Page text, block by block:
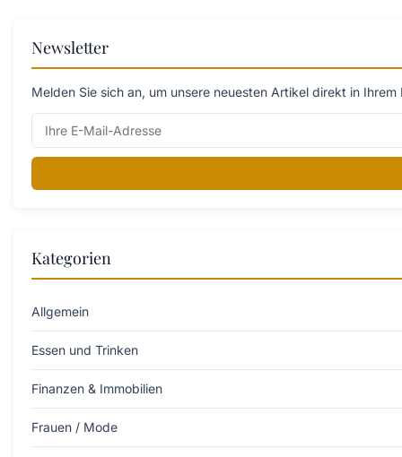
Newsletter
Melden Sie sich an, um unsere neuesten Artikel direkt in
Kategorien
Allgemein
Essen und Trinken
Finanzen & Immobilien
Frauen / Mode